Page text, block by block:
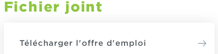
Fichier joint
Télécharger l'offre d'emploi